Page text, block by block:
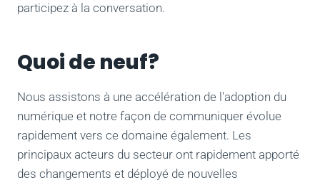
participez à la conversation.
Quoi de neuf?
Nous assistons à une accélération de l'adoption du
numérique et notre façon de communiquer évolue
rapidement vers ce domaine également. Les
principaux acteurs du secteur ont rapidement apporté
des changements et déployé de nouvelles